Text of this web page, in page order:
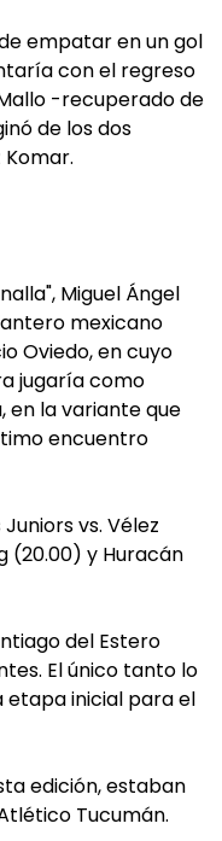
empatar en un gol
con el regreso
-recuperado de
de los dos
Miguel Ángel
mexicano
Oviedo, en cuyo
jugaría como
en la variante que
encuentro
vs. Vélez
(20.00) y Huracán
del Estero
El único tanto lo
etapa inicial para el
edición, estaban
Tucumán.